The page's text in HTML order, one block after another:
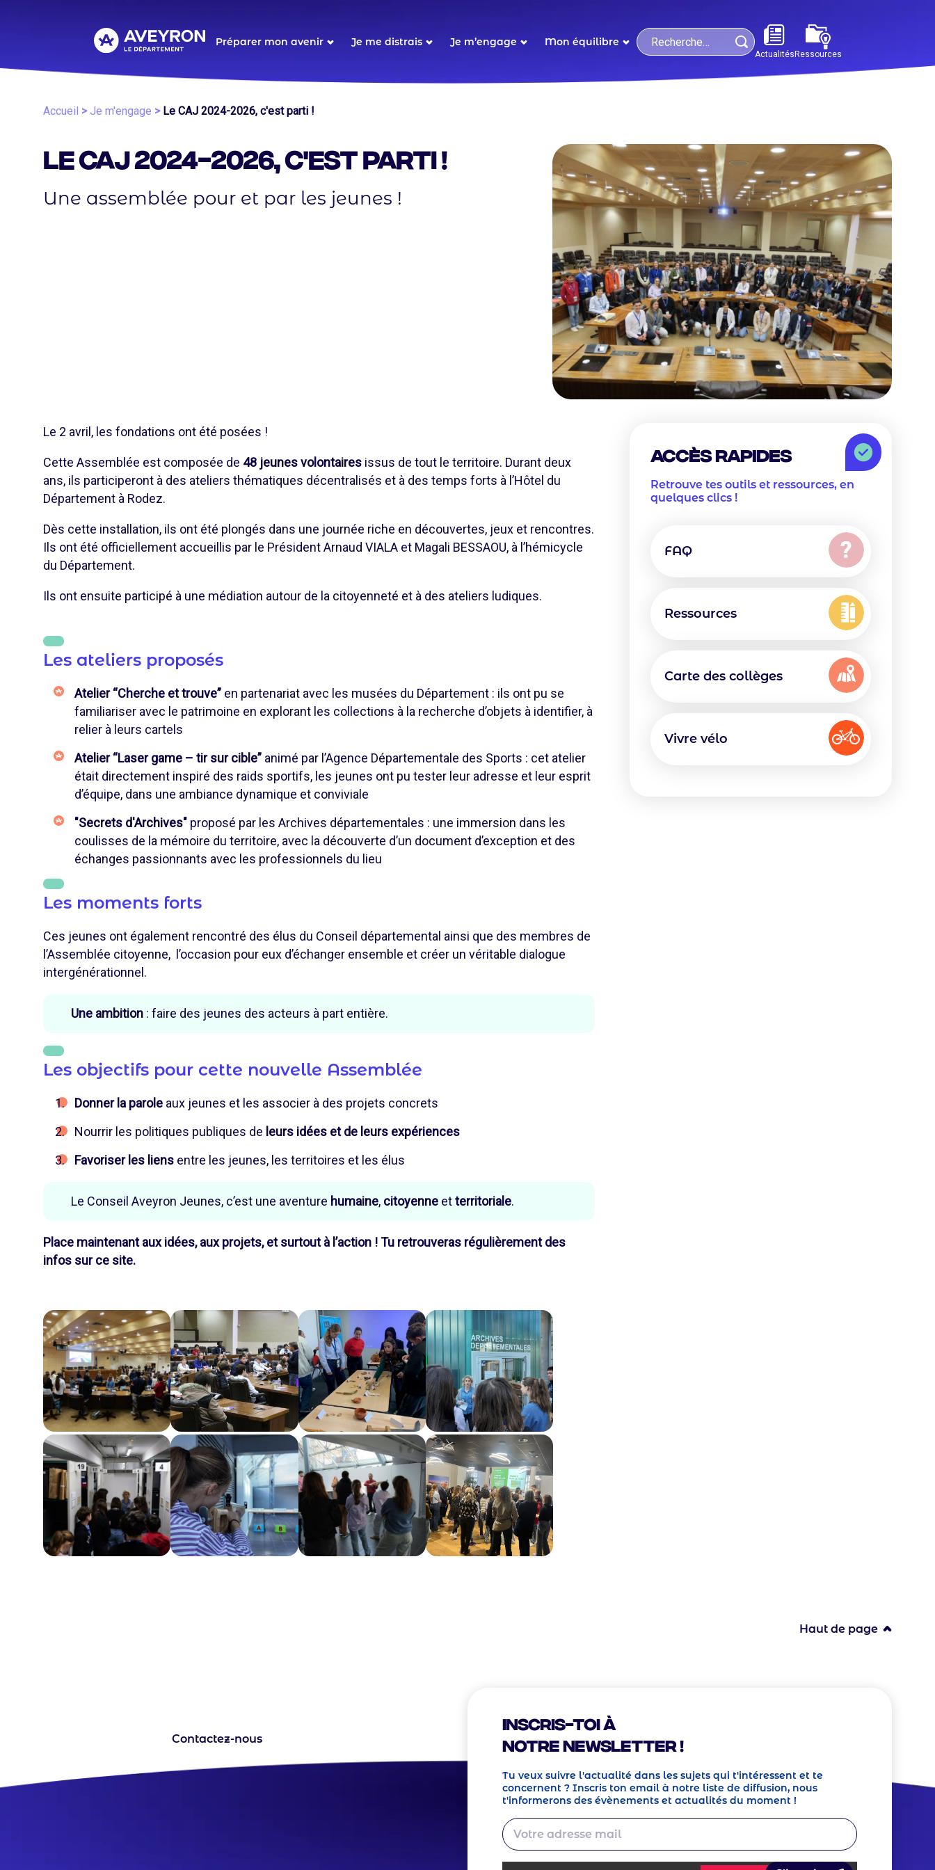
Navigation
Préparer mon avenir Je me distrais Je m’engage Mon équilibre
Search
Actualités Ressources
Fil
Accueil Je m'engage Le CAJ 2024-2026, c'est parti !
Le CAJ 2024-2026, c'est parti !
Une assemblée pour et par les jeunes !
Le 2 avril, les fondations ont été posées !
Cette Assemblée est composée de 48 jeunes volontaires issus de tout le territoire. Durant deux
ans, ils participeront à des ateliers thématiques décentralisés et à des temps forts à l’Hôtel du
Département à Rodez.
Dès cette installation, ils ont été plongés dans une journée riche en découvertes, jeux et rencontres.
Ils ont été officiellement accueillis par le Président Arnaud VIALA et Magali BESSAOU, à l’hémicycle
du Département.
Ils ont ensuite participé à une médiation autour de la citoyenneté et à des ateliers ludiques.
Les ateliers proposés
Atelier “Cherche et trouve” en partenariat avec les musées du Département : ils ont pu se
familiariser avec le patrimoine en explorant les collections à la recherche d’objets à identifier, à
relier à leurs cartels
Atelier “Laser game – tir sur cible” animé par l’Agence Départementale des Sports : cet atelier
était directement inspiré des raids sportifs, les jeunes ont pu tester leur adresse et leur esprit
d’équipe, dans une ambiance dynamique et conviviale
"Secrets d'Archives" proposé par les Archives départementales : une immersion dans les
coulisses de la mémoire du territoire, avec la découverte d’un document d’exception et des
échanges passionnants avec les professionnels du lieu
Les moments forts
Ces jeunes ont également rencontré des élus du Conseil départemental ainsi que des membres de
l’Assemblée citoyenne, l’occasion pour eux d’échanger ensemble et créer un véritable dialogue
intergénérationnel.
Une ambition : faire des jeunes des acteurs à part entière.
Les objectifs pour cette nouvelle Assemblée
Donner la parole aux jeunes et les associer à des projets concrets
Nourrir les politiques publiques de leurs idées et de leurs expériences
Favoriser les liens entre les jeunes, les territoires et les élus
Le Conseil Aveyron Jeunes, c’est une aventure humaine, citoyenne etterritoriale.
Place maintenant aux idées, aux projets, et surtout à l’action ! Tu retrouveras régulièrement des
infos sur ce site.
Image Image Image Image
Image Image Image Image
Box
Accès rapides
Icon
Description
Retrouve tes outils et ressources, en
quelques clics !
IconTexte
FAQ
Icon
Texte
Ressources
Icon
Texte
Carte des collèges
Icon
Texte
Vivre vélo
Icon
Haut de page
Contactez-nous
Inscris-toi à
notre Newsletter !
Tu veux suivre l'actualité dans les sujets qui t'intéressent et te
concernent ? Inscris ton email à notre liste de diffusion, nous
t'informerons des évènements et actualités du moment !